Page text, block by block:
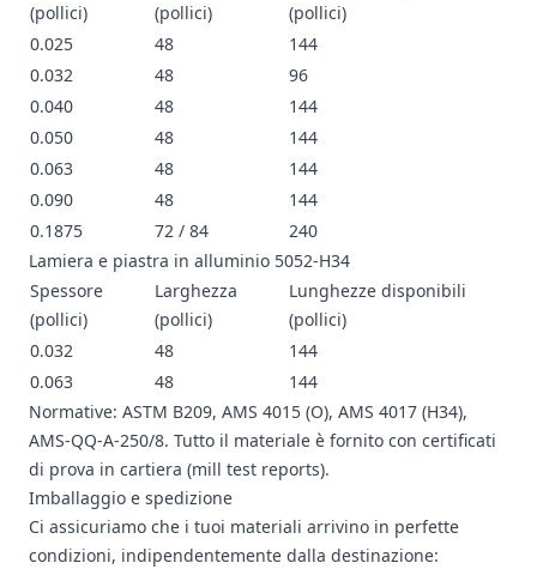
(pollici)
(pollici)
(pollici)
0.025
48
144
0.032
48
96
0.040
48
144
0.050
48
144
0.063
48
144
0.090
48
144
0.1875
72 / 84
240
Lamiera e piastra in alluminio 5052-H34
Spessore
(pollici)
Larghezza
(pollici)
Lunghezze disponibili
(pollici)
0.032
48
144
0.063
48
144
Normative: ASTM B209, AMS 4015 (O), AMS 4017 (H34),
AMS-QQ-A-250/8. Tutto il materiale è fornito con certificati
di prova in cartiera (mill test reports).
Imballaggio e spedizione
Ci assicuriamo che i tuoi materiali arrivino in perfette
condizioni, indipendentemente dalla destinazione: